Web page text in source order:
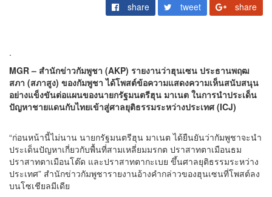
share tweet share
.
MGR – สำนักข่าวกัมพูชา (AKP) รายงานว่าฮุนเซน ประธานพฤฒ
สภา (สภาสูง) ของกัมพูชา ได้โพสต์ข้อความแสดงความเห็นสนับสนุน
อย่างแข็งขันต่อแผนของนายกรัฐมนตรีฮุน มาเนต ในการนำประเด็น
ปัญหาชายแดนกับไทยเข้าสู่ศาลยุติธรรมระหว่างประเทศ (ICJ)
“ก่อนหน้านี้ไม่นาน นายกรัฐมนตรีฮุน มาเนต ได้ยืนยันว่ากัมพูชาจะนำ
ประเด็นปัญหาเกี่ยวกับพื้นที่สามเหลี่ยมมรกต ปราสาทตาเมือนธม
ปราสาทตาเมือนโต๊ด และปราสาทตากะเบย ขึ้นศาลยุติธรรมระหว่าง
ประเทศ” สำนักข่าวกัมพูชารายงานอ้างคำกล่าวของฮุนเซนที่โพสต์ลง
บนโซเชียลมีเดีย